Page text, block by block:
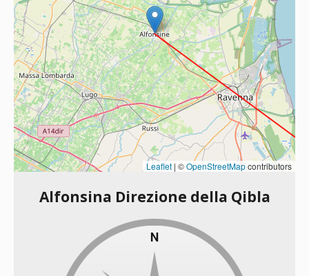
Leaflet | ©OpenStreetMapcontributors
Alfonsina Direzione della Qibla